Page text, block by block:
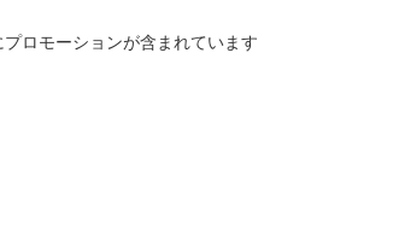
ロモーションが含まれています